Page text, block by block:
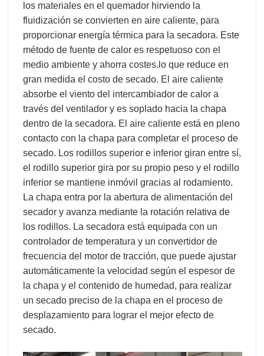
los materiales en el quemador hirviendo la
fluidización se convierten en aire caliente, para
proporcionar energía térmica para la secadora. Este
método de fuente de calor es respetuoso con el
medio ambiente y ahorra costes. lo que reduce en
gran medida el costo de secado. El aire caliente
absorbe el viento del intercambiador de calor a
través del ventilador y es soplado hacia la chapa
dentro de la secadora. El aire caliente está en pleno
contacto con la chapa para completar el proceso de
secado. Los rodillos superior e inferior giran entre sí,
el rodillo superior gira por su propio peso y el rodillo
inferior se mantiene inmóvil gracias al rodamiento.
La chapa entra por la abertura de alimentación del
secador y avanza mediante la rotación relativa de
los rodillos. La secadora está equipada con un
controlador de temperatura y un convertidor de
frecuencia del motor de tracción, que puede ajustar
automáticamente la velocidad según el espesor de
la chapa y el contenido de humedad, para realizar
un secado preciso de la chapa en el proceso de
desplazamiento para lograr el mejor efecto de
secado.